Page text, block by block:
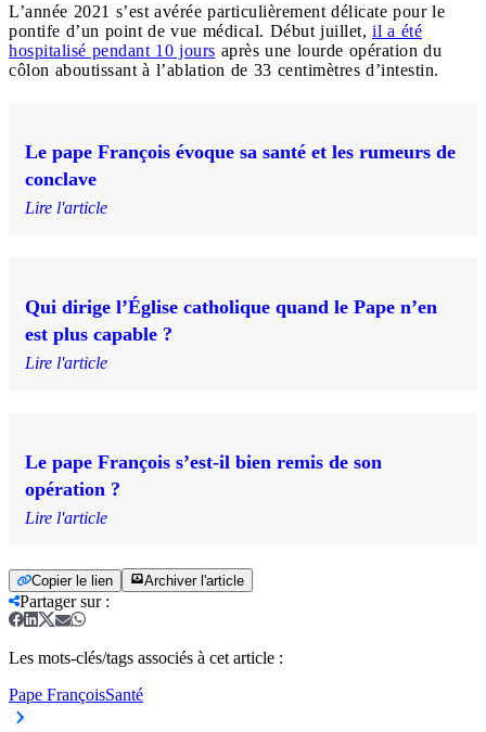
L’année 2021 s’est avérée particulièrement délicate pour le
pontife d’un point de vue médical. Début juillet, il a été
hospitalisé pendant 10 jours après une lourde opération du
côlon aboutissant à l’ablation de 33 centimètres d’intestin.
Le pape François évoque sa santé et les rumeurs de
conclave
Lire l'article
Qui dirige l’Église catholique quand le Pape n’en
est plus capable ?
Lire l'article
Le pape François s’est-il bien remis de son
opération ?
Lire l'article
Copier le lien Archiver l'article
Partager sur:
Les mots-clés/tags associés à cet article :
Pape FrançoisSanté